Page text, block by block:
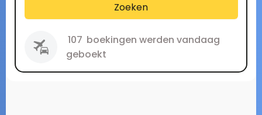
Zoeken
107 boekingen werden vandaag
geboekt